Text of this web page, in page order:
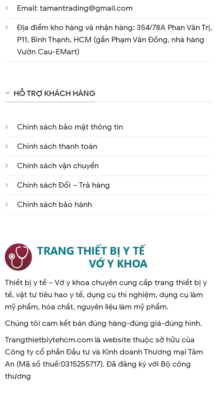
Email: tamantrading@gmail.com
Địa điểm kho hàng và nhận hàng: 354/78A Phan Văn Trị,
P11, Bình Thạnh, HCM (gần Phạm Văn Đồng, nhà hàng
Vườn Cau-EMart)
HỖ TRỢ KHÁCH HÀNG
Chính sách bảo mật thông tin
Chính sách thanh toán
Chính sách vận chuyển
Chính sách Đổi – Trả hàng
Chính sách bảo hành
Thiết bị y tế – Vớ y khoa chuyên cung cấp trang thiết bị y
tế, vật tư tiêu hao y tế, dụng cụ thí nghiệm, dụng cụ làm
mỹ phẩm, hóa chất, nguyên liệu làm mỹ phẩm.
Chúng tôi cam kết bán đúng hàng-đúng giá-đúng hình.
Trangthietbiytehcm.com là website thuộc sở hữu của
Công ty cổ phần Đầu tư và Kinh doanh Thương mại Tâm
An (Mã số thuế:0315255717). Đã đăng ký với Bộ công
thương